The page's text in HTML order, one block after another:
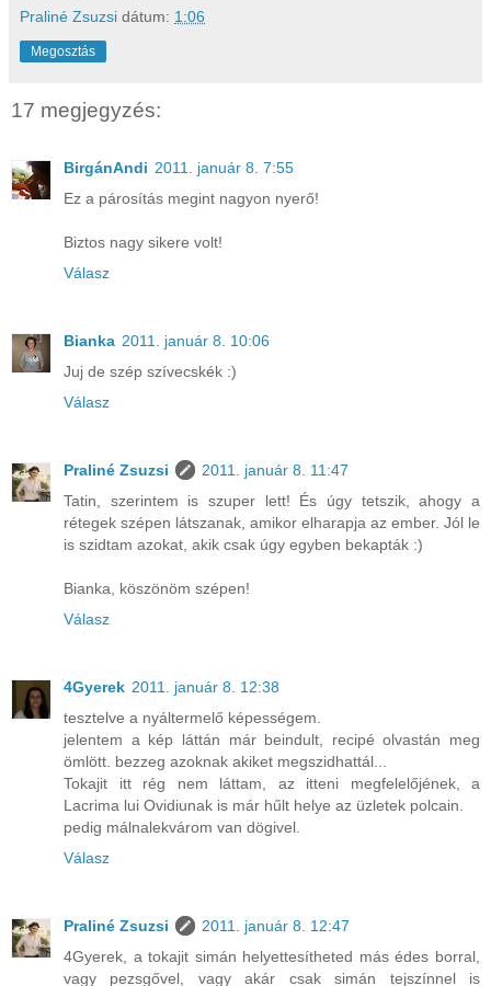
Praliné Zsuzsi dátum: 1:06
Megosztás
17 megjegyzés:
BirgánAndi 2011. január 8. 7:55
Ez a párosítás megint nagyon nyerő!
Biztos nagy sikere volt!
Válasz
Bianka 2011. január 8. 10:06
Juj de szép szívecskék :)
Válasz
Praliné Zsuzsi
2011. január 8. 11:47
Tatin, szerintem is szuper lett! És úgy tetszik, ahogy a
rétegek szépen látszanak, amikor elharapja az ember. Jól le
is szidtam azokat, akik csak úgy egyben bekapták :)
Bianka, köszönöm szépen!
Válasz
4Gyerek 2011. január 8. 12:38
tesztelve a nyáltermelő képességem.
jelentem a kép láttán már beindult, recipé olvastán meg
ömlött. bezzeg azoknak akiket megszidhattál...
Tokajit itt rég nem láttam, az itteni megfelelőjének, a
Lacrima lui Ovidiunak is már hűlt helye az üzletek polcain.
pedig málnalekvárom van dögivel.
Válasz
Praliné Zsuzsi
2011. január 8. 12:47
4Gyerek, a tokajit simán helyettesítheted más édes borral,
vagy pezsgővel, vagy akár csak simán tejszínnel is